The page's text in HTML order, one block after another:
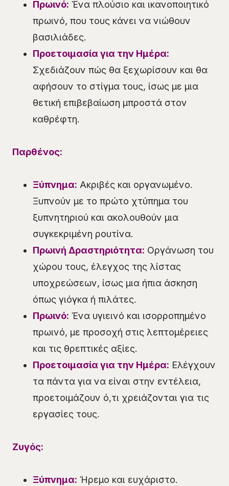
Πρωινό: Ένα πλούσιο και ικανοποιητικό
πρωινό, που τους κάνει να νιώθουν
βασιλιάδες.
Προετοιμασία για την Ημέρα:
Σχεδιάζουν πώς θα ξεχωρίσουν και θα
αφήσουν το στίγμα τους, ίσως με μια
θετική επιβεβαίωση μπροστά στον
καθρέφτη.
Παρθένος:
Ξύπνημα: Ακριβές και οργανωμένο.
Ξυπνούν με το πρώτο χτύπημα του
ξυπνητηριού και ακολουθούν μια
συγκεκριμένη ρουτίνα.
Πρωινή Δραστηριότητα: Οργάνωση του
χώρου τους, έλεγχος της λίστας
υποχρεώσεων, ίσως μια ήπια άσκηση
όπως γιόγκα ή πιλάτες.
Πρωινό: Ένα υγιεινό και ισορροπημένο
πρωινό, με προσοχή στις λεπτομέρειες
και τις θρεπτικές αξίες.
Προετοιμασία για την Ημέρα: Ελέγχουν
τα πάντα για να είναι στην εντέλεια,
προετοιμάζουν ό,τι χρειάζονται για τις
εργασίες τους.
Ζυγός:
Ξύπνημα: Ήρεμο και ευχάριστο.